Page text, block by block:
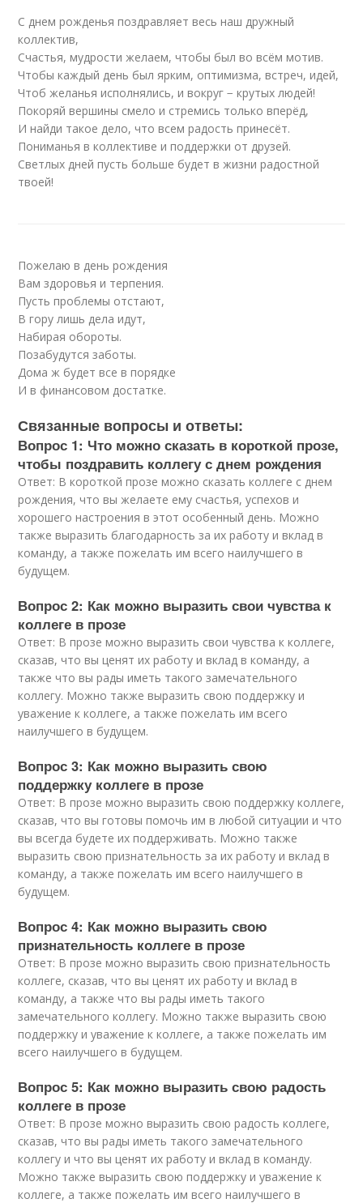
С днем рожденья поздравляет весь наш дружный
коллектив,
Счастья, мудрости желаем, чтобы был во всём мотив.
Чтобы каждый день был ярким, оптимизма, встреч, идей,
Чтоб желанья исполнялись, и вокруг − крутых людей!
Покоряй вершины смело и стремись только вперёд,
И найди такое дело, что всем радость принесёт.
Пониманья в коллективе и поддержки от друзей.
Светлых дней пусть больше будет в жизни радостной
твоей!
Пожелаю в день рождения
Вам здоровья и терпения.
Пусть проблемы отстают,
В гору лишь дела идут,
Набирая обороты.
Позабудутся заботы.
Дома ж будет все в порядке
И в финансовом достатке.
Связанные вопросы и ответы:
Вопрос 1: Что можно сказать в короткой прозе,
чтобы поздравить коллегу с днем рождения
Ответ: В короткой прозе можно сказать коллеге с днем
рождения, что вы желаете ему счастья, успехов и
хорошего настроения в этот особенный день. Можно
также выразить благодарность за их работу и вклад в
команду, а также пожелать им всего наилучшего в
будущем.
Вопрос 2: Как можно выразить свои чувства к
коллеге в прозе
Ответ: В прозе можно выразить свои чувства к коллеге,
сказав, что вы ценят их работу и вклад в команду, а
также что вы рады иметь такого замечательного
коллегу. Можно также выразить свою поддержку и
уважение к коллеге, а также пожелать им всего
наилучшего в будущем.
Вопрос 3: Как можно выразить свою
поддержку коллеге в прозе
Ответ: В прозе можно выразить свою поддержку коллеге,
сказав, что вы готовы помочь им в любой ситуации и что
вы всегда будете их поддерживать. Можно также
выразить свою признательность за их работу и вклад в
команду, а также пожелать им всего наилучшего в
будущем.
Вопрос 4: Как можно выразить свою
признательность коллеге в прозе
Ответ: В прозе можно выразить свою признательность
коллеге, сказав, что вы ценят их работу и вклад в
команду, а также что вы рады иметь такого
замечательного коллегу. Можно также выразить свою
поддержку и уважение к коллеге, а также пожелать им
всего наилучшего в будущем.
Вопрос 5: Как можно выразить свою радость
коллеге в прозе
Ответ: В прозе можно выразить свою радость коллеге,
сказав, что вы рады иметь такого замечательного
коллегу и что вы ценят их работу и вклад в команду.
Можно также выразить свою поддержку и уважение к
коллеге, а также пожелать им всего наилучшего в